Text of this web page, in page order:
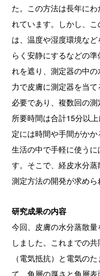
た。この方法は長年に
れています。しかし、
は、温度や湿度環境な
らく安静にするなどの
れを遮り、測定器の中
力で皮膚に測定器を当
必要であり、複数回の測
所要時間は合計15分以
定には時間や手間がか
生活の中で手軽に使う
す。そこで、経皮水分
測定方法の開発が求めら
研究成果の内容
今回、皮膚の水分蒸散
しました。これまでの
（電気抵抗）と電気の